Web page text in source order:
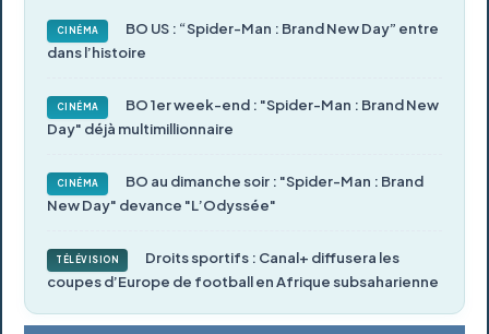
CINÉMA
BO US : “Spider-Man : Brand New Day” entre
dans l’histoire
CINÉMA
BO 1er week-end : "Spider-Man : Brand New
Day" déjà multimillionnaire
CINÉMA
BO au dimanche soir : "Spider-Man : Brand
New Day" devance "L’Odyssée"
TÉLÉVISION
Droits sportifs : Canal+ diffusera les
coupes d’Europe de football en Afrique subsaharienne